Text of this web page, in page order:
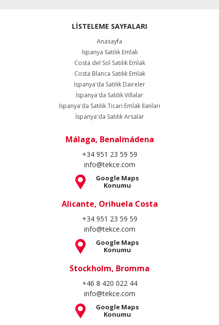
LİSTELEME SAYFALARI
Anasayfa
İspanya Satılık Emlak
Costa del Sol Satılık Emlak
Costa Blanca Satılık Emlak
İspanya'da Satılık Daireler
İspanya'da Satılık Villalar
İspanya'da Satılık Ticari Emlak İlanları
İspanya'da Satılık Arsalar
Málaga, Benalmádena
+34 951 23 59 59
info@tekce.com
Google Maps
Konumu
Alicante, Orihuela Costa
+34 951 23 59 59
info@tekce.com
Google Maps
Konumu
Stockholm, Bromma
+46 8 420 022 44
info@tekce.com
Google Maps
Konumu